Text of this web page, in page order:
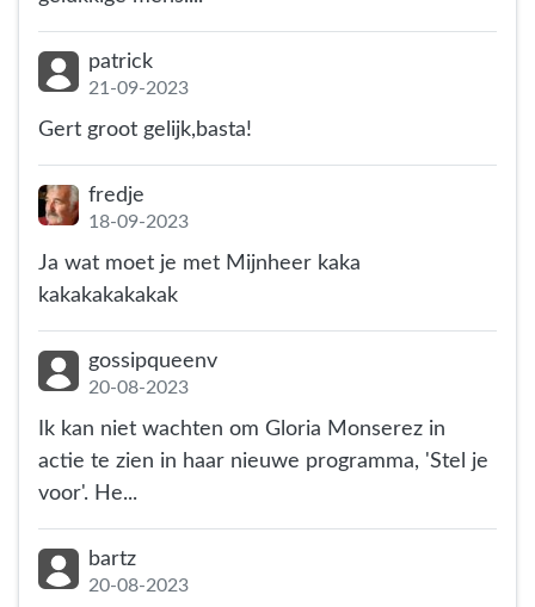
patrick
21-09-2023
Gert groot gelijk,basta!
fredje
18-09-2023
Ja wat moet je met Mijnheer kaka
kakakakakakak
gossipqueenv
20-08-2023
Ik kan niet wachten om Gloria Monserez in
actie te zien in haar nieuwe programma, 'Stel je
voor'. He...
bartz
20-08-2023